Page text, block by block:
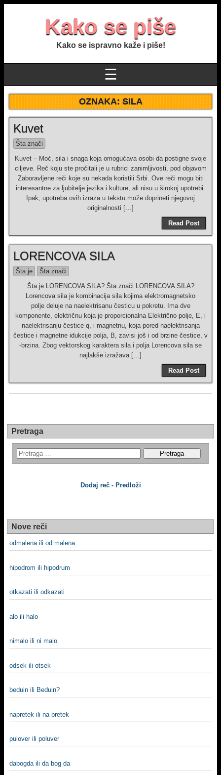
Kako se piše
Kako se ispravno kaže i piše!
☰
OZNAKA:SILA
Kuvet
Šta znači
Kuvet – Moć, sila i snaga koja omogućava osobi da postigne svoje
ciljeve. Reč koju ste pročitali je u rubrici zanimljivosti, pod objavom
Zaboravljene reči koje su nekada koristili Srbi. Ove reči mogu biti
interesantne za ljubitelje jezika i kulture, ali nisu u širokoj upotrebi.
Ipak, upotreba ovih izraza u tekstu može doprineti njegovoj
originalnosti […]
Read Post
LORENCOVA SILA
Šta je
Šta znači
Šta je LORENCOVA SILA? Šta znači LORENCOVA SILA?
Lorencova sila je kombinacija sila kojima elektromagnetsko
polje deluje na naelektrisanu česticu u pokretu. Ima dve
komponente, električnu koja je proporcionalna Električno polje, E, i
naelektrisanju čestice q, i magnetnu, koja pored naelektrisanja
čestice i magnetne idukcije polja, B, zavisi još i od brzine čestice, v
-brzina. Zbog vektorskog karaktera sila i polja Lorencova sila se
najlakše izražava […]
Read Post
Pretraga
Dodaj reč - Predloži
Nove reči
odmalena ili od malena
hipodrom ili hipodrum
otkazati ili odkazati
alo ili halo
nimalo ili ni malo
odsek ili otsek
beduin ili Beduin?
napretek ili na pretek
pulover ili poluver
dabogda ili da bog da